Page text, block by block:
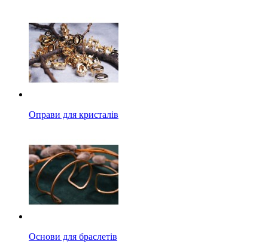
Оправи для кристалів
Основи для браслетів